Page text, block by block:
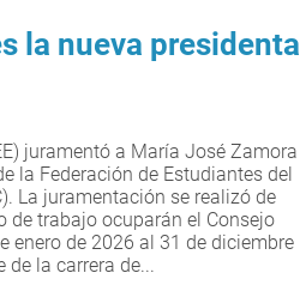
la nueva presidenta
juramentó a María José Zamora
la Federación de Estudiantes del
La juramentación se realizó de
de trabajo ocuparán el Consejo
enero de 2026 al 31 de diciembre
de la carrera de...